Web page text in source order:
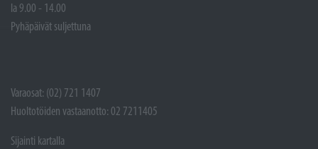
la 9.00 - 14.00
Pyhäpäivät suljettuna
Varaosat: (02) 721 1407
Huoltotöiden vastaanotto: 02 7211405
Sijainti kartalla